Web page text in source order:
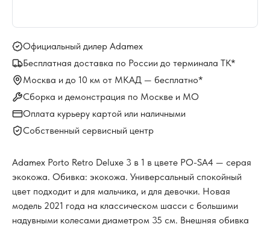
Официальный дилер Adamex
Бесплатная доставка по России до терминала ТК*
Москва и до 10 км от МКАД — бесплатно*
Сборка и демонстрация по Москве и МО
Оплата курьеру картой или наличными
Собственный сервисный центр
Adamex Porto Retro Deluxe 3 в 1 в цвете PO-SA4 — серая
экокожа. Обивка: экокожа. Универсальный спокойный
цвет подходит и для мальчика, и для девочки. Новая
модель 2021 года на классическом шасси с большими
надувными колесами диаметром 35 см. Внешняя обивка